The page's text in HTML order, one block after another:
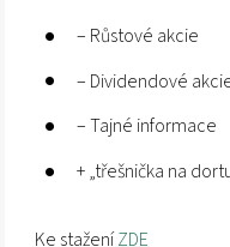
– Růstové akcie
– Dividendové
– Tajné informace
+ „třešnička na
Ke staženíZDE